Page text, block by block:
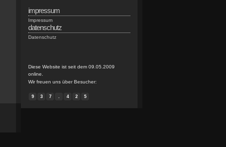
impressum
Impressum
datenschutz
Datenschutz
Diese Website ist seit dem 09.05.2009
online.
Wir freuen uns über Besucher:
9 3 7 . 4 2 5